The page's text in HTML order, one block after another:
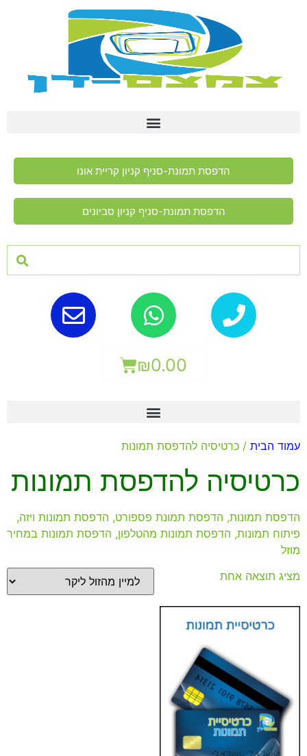
הדפסת תמונת-סניף קניון קריית אונו
הדפסת תמונת-סניף קניון סביונים
₪0.00
עמוד הבית / כרטיסיה להדפסת תמונות
כרטיסיה להדפסת תמונות
הדפסת תמונות, הדפסת תמונת פספורט, הדפסת תמונות ויזה,
פיתוח תמונות, הדפסת תמונות מהטלפון, הדפסת תמונות במחיר
מוזל
מציג תוצאה אחת